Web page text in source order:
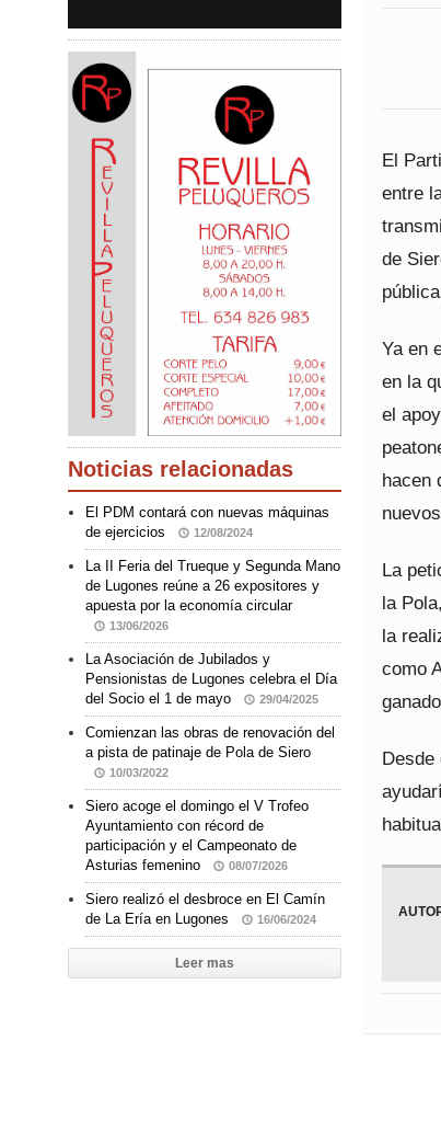
El
entre
de
Ya en
en la
el
hacen
La
la
la
como
Desde
Noticias relacionadas
El PDM contará con nuevas máquinas
de ejercicios
12/08/2024
La II Feria del Trueque y Segunda Mano
de Lugones reúne a 26 expositores y
apuesta por la economía circular
13/06/2026
La Asociación de Jubilados y
Pensionistas de Lugones celebra el Día
del Socio el 1 de mayo
29/04/2025
Comienzan las obras de renovación del
a pista de patinaje de Pola de Siero
10/03/2022
Siero acoge el domingo el V Trofeo
Ayuntamiento con récord de
participación y el Campeonato de
Asturias femenino
08/07/2026
Siero realizó el desbroce en El Camín
de La Ería en Lugones
16/06/2024
Leer mas